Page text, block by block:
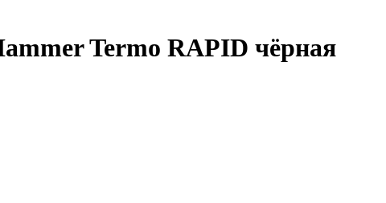
Termo RAPID чёрная